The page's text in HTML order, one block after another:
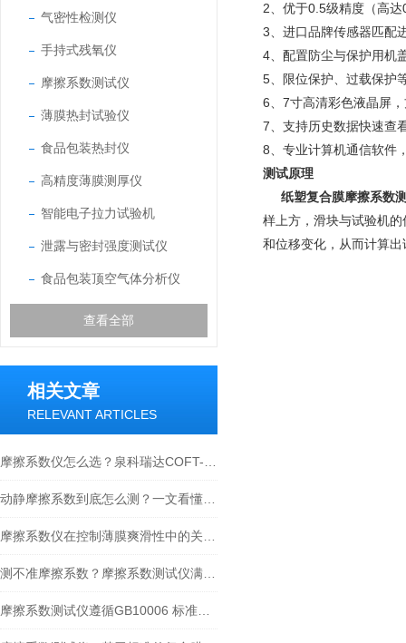
气密性检测仪
手持式残氧仪
摩擦系数测试仪
薄膜热封试验仪
食品包装热封仪
高精度薄膜测厚仪
智能电子拉力试验机
泄露与密封强度测试仪
食品包装顶空气体分析仪
查看全部
相关文章
RELEVANT ARTICLES
2、优于0.5级精度（高
3、进口品牌传感器匹配
4、配置防尘与保护用机
5、限位保护、过载保护
6、7寸高清彩色液晶屏
7、支持历史数据快速查
8、专业计算机通信软件
测试原理
纸塑复合膜摩擦系数
样上方，滑块与试验机
和位移变化，从而计算